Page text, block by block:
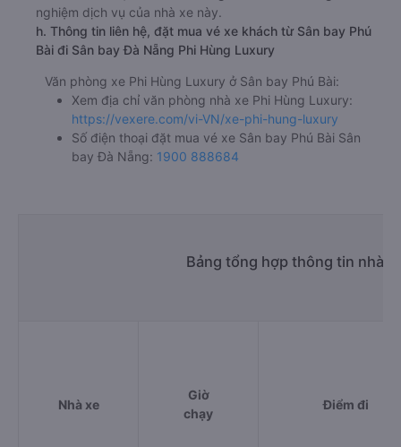
nghiệm dịch vụ của nhà xe này.
h. Thông tin liên hệ, đặt mua vé xe khách từ Sân bay Phú
Bài đi Sân bay Đà Nẵng Phi Hùng Luxury
Văn phòng xe Phi Hùng Luxury ở Sân bay Phú Bài:
Xem địa chỉ văn phòng nhà xe Phi Hùng Luxury:
https://vexere.com/vi-VN/xe-phi-hung-luxury
Số điện thoại đặt mua vé xe Sân bay Phú Bài Sân
bay Đà Nẵng: 1900 888684
Bảng tổng hợp thông tin nhà
Nhà xe
Giờ
chạy
Điểm đi